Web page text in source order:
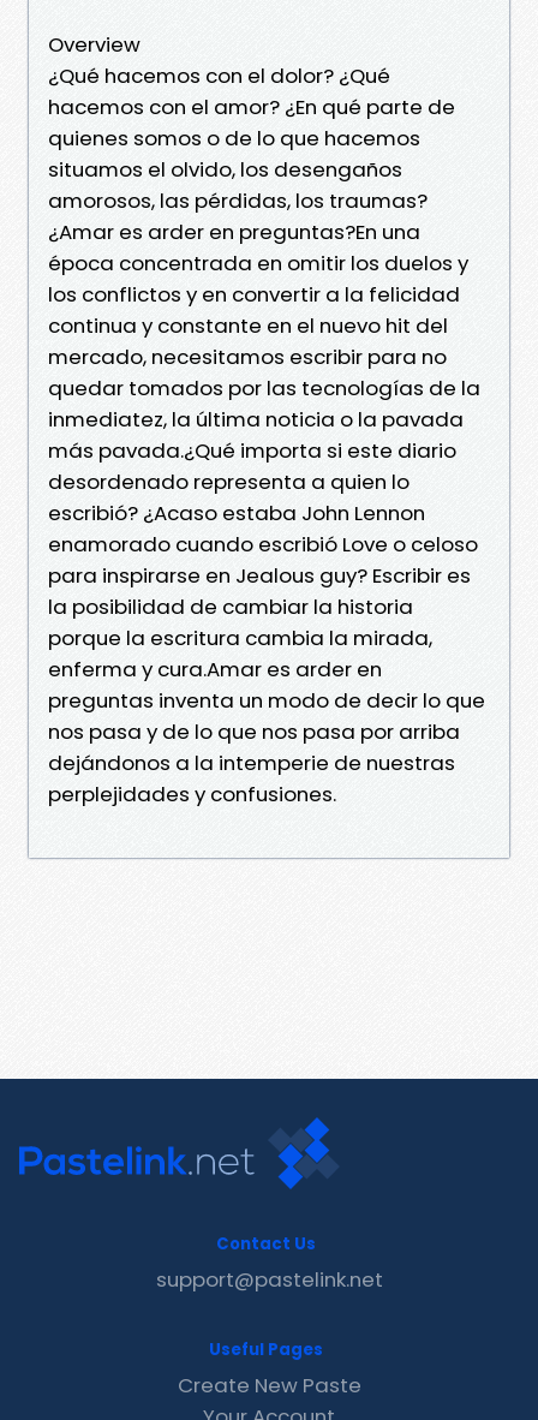
Overview
¿Qué hacemos con el dolor? ¿Qué
hacemos con el amor? ¿En qué parte de
quienes somos o de lo que hacemos
situamos el olvido, los desengaños
amorosos, las pérdidas, los traumas?
¿Amar es arder en preguntas?En una
época concentrada en omitir los duelos y
los conflictos y en convertir a la felicidad
continua y constante en el nuevo hit del
mercado, necesitamos escribir para no
quedar tomados por las tecnologías de la
inmediatez, la última noticia o la pavada
más pavada.¿Qué importa si este diario
desordenado representa a quien lo
escribió? ¿Acaso estaba John Lennon
enamorado cuando escribió Love o celoso
para inspirarse en Jealous guy? Escribir es
la posibilidad de cambiar la historia
porque la escritura cambia la mirada,
enferma y cura.Amar es arder en
preguntas inventa un modo de decir lo que
nos pasa y de lo que nos pasa por arriba
dejándonos a la intemperie de nuestras
perplejidades y confusiones.
Contact Us
support@pastelink.net
Useful Pages
Create New Paste